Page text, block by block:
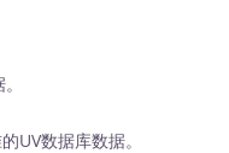
数据库数据。